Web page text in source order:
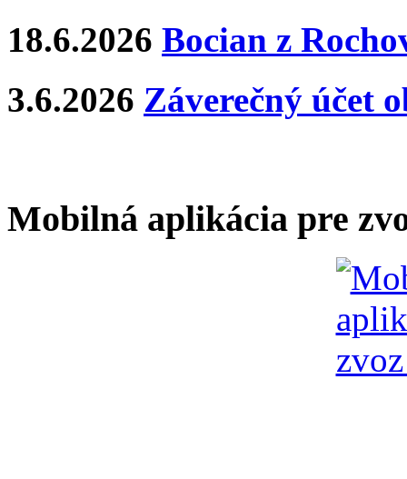
18.6.2026 Bocian z
3.6.2026 Záverečný účet
Mobilná aplikácia pre